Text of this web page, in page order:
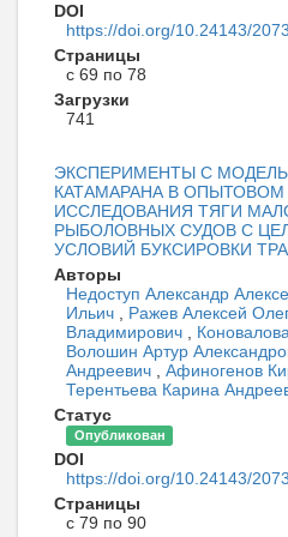
DOI
https://doi.org/10.24143/
Страницы
с 69 по 78
Загрузки
741
ЭКСПЕРИМЕНТЫ С
КАТАМАРАНА В ОПЫТОВОМ
ИССЛЕДОВАНИЯ ТЯГИ
РЫБОЛОВНЫХ СУДОВ С
УСЛОВИЙ БУКСИРОВКИ
Авторы
Недоступ Александр
Ильич
Ражев Алексей
Владимирович
Волошин Артур
Андреевич
Афиногенов
Терентьева Карина
Статус
Опубликован
DOI
https://doi.org/10.24143/
Страницы
с 79 по 90